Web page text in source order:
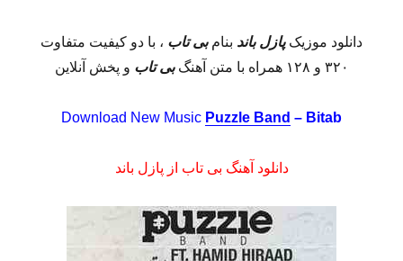
دانلود موزیکپازل باند بنامبی تاب ، با دو کیفیت متفاوت
۳۲۰ و ۱۲۸ همراه با متن آهنگ
بی تاب و پخش آنلاین
Download New Music Puzzle Band – Bitab
دانلود آهنگ بی تاب از پازل باند